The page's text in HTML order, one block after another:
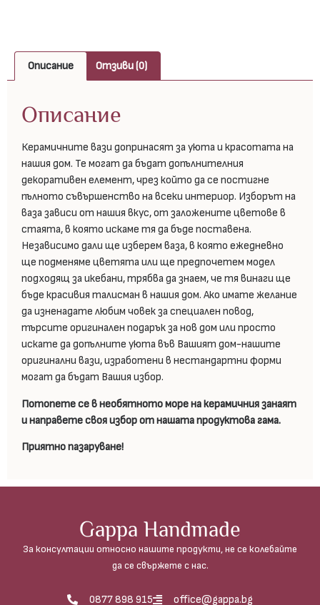
Описание Отзиви (0)
Описание
Керамичните вази допринасят за уюта и красотата на
нашия дом. Те могат да бъдат допълнителния
декоративен елемент, чрез който да се постигне
пълното съвършенство на всеки интериор. Изборът на
ваза зависи от нашия вкус, от заложените цветове в
стаята, в която искаме тя да бъде поставена.
Независимо дали ще изберем ваза, в която ежедневно
ще подменяме цветята или ще предпочетем модел
подходящ за икебани, трябва да знаем, че тя винаги ще
бъде красивия талисман в нашия дом. Ако имате желание
да изненадате любим човек за специален повод,
търсите оригинален подарък за нов дом или просто
искате да допълните уюта във Вашият дом-нашите
оригинални вази, изработени в нестандартни форми
могат да бъдат Вашия избор.
Потопете се в необятното море на керамичния занаят
и направете своя избор от нашата продуктова гама.
Приятно пазаруване!
Gappa Handmade
За консултации относно нашите продукти, не се колебайте
да се свържете с нас.
0877 898 915 office@gappa.bg